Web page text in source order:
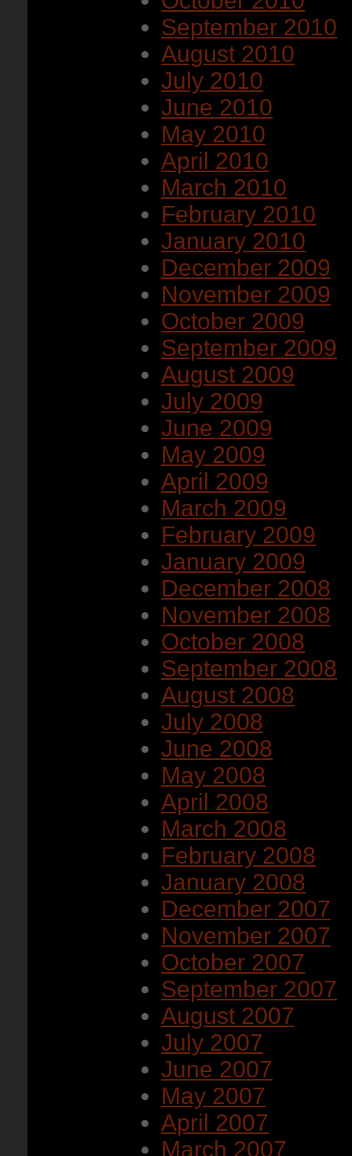
September 2010
August 2010
July 2010
June 2010
May 2010
April 2010
March 2010
February 2010
January 2010
December 2009
November 2009
October 2009
September 2009
August 2009
July 2009
June 2009
May 2009
April 2009
March 2009
February 2009
January 2009
December 2008
November 2008
October 2008
September 2008
August 2008
July 2008
June 2008
May 2008
April 2008
March 2008
February 2008
January 2008
December 2007
November 2007
October 2007
September 2007
August 2007
July 2007
June 2007
May 2007
April 2007
March 2007